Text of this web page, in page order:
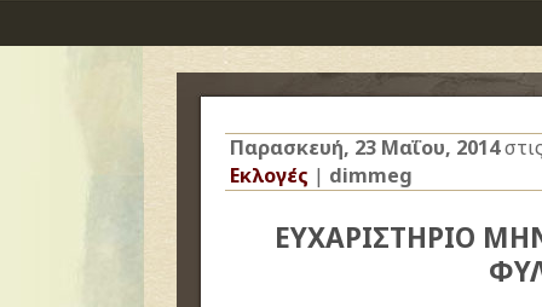
Παρασκευή, 23 Μαΐου, 2014
Εκλογές | dimmeg
ΕΥΧΑΡΙΣΤΗΡΙΟ